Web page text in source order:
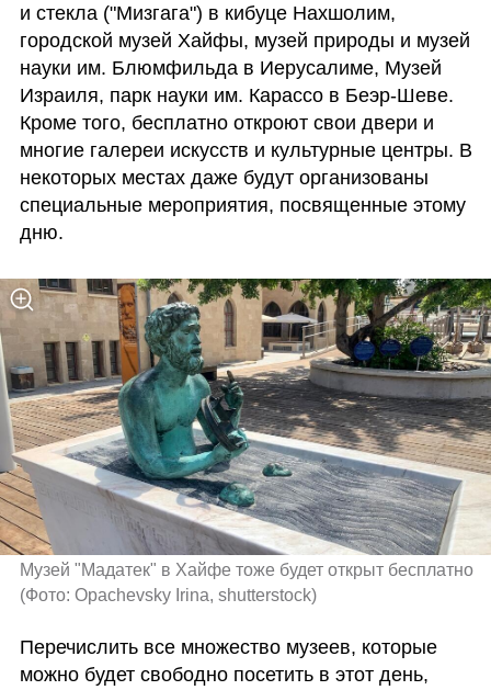
и стекла ("Мизгага") в кибуце Нахшолим,
городской музей Хайфы, музей природы и музей
науки им. Блюмфильда в Иерусалиме, Музей
Израиля, парк науки им. Карассо в Беэр-Шеве.
Кроме того, бесплатно откроют свои двери и
многие галереи искусств и культурные центры. В
некоторых местах даже будут организованы
специальные мероприятия, посвященные этому
дню.
Музей "Мадатек" в Хайфе тоже будет открыт бесплатно
(Фото: Opachevsky Irina, shutterstock)
Перечислить все множество музеев, которые
можно будет свободно посетить в этот день,